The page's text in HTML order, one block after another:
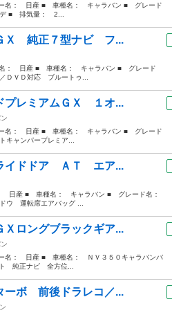
名： 日産 ■ 車種名： キャラバン ■ グレード
■ 排気量： 2...
ＧＸ 純正７型ナビ フ...
： 日産 ■ 車種名： キャラバン ■ グレード
ＶＤ対応 ブルートゥ...
プレミアムＧＸ １オ...
名： 日産 ■ 車種名： キャラバン ■ グレード
ャンパープレミア...
イドドア ＡＴ エア...
日産 ■ 車種名： キャラバン ■ グレード名：
運転席エアバッグ ...
Ｘロングブラックギア...
： 日産 ■ 車種名： ＮＶ３５０キャラバンバ
純正ナビ 全方位...
ーボ 前後ドラレコ／...